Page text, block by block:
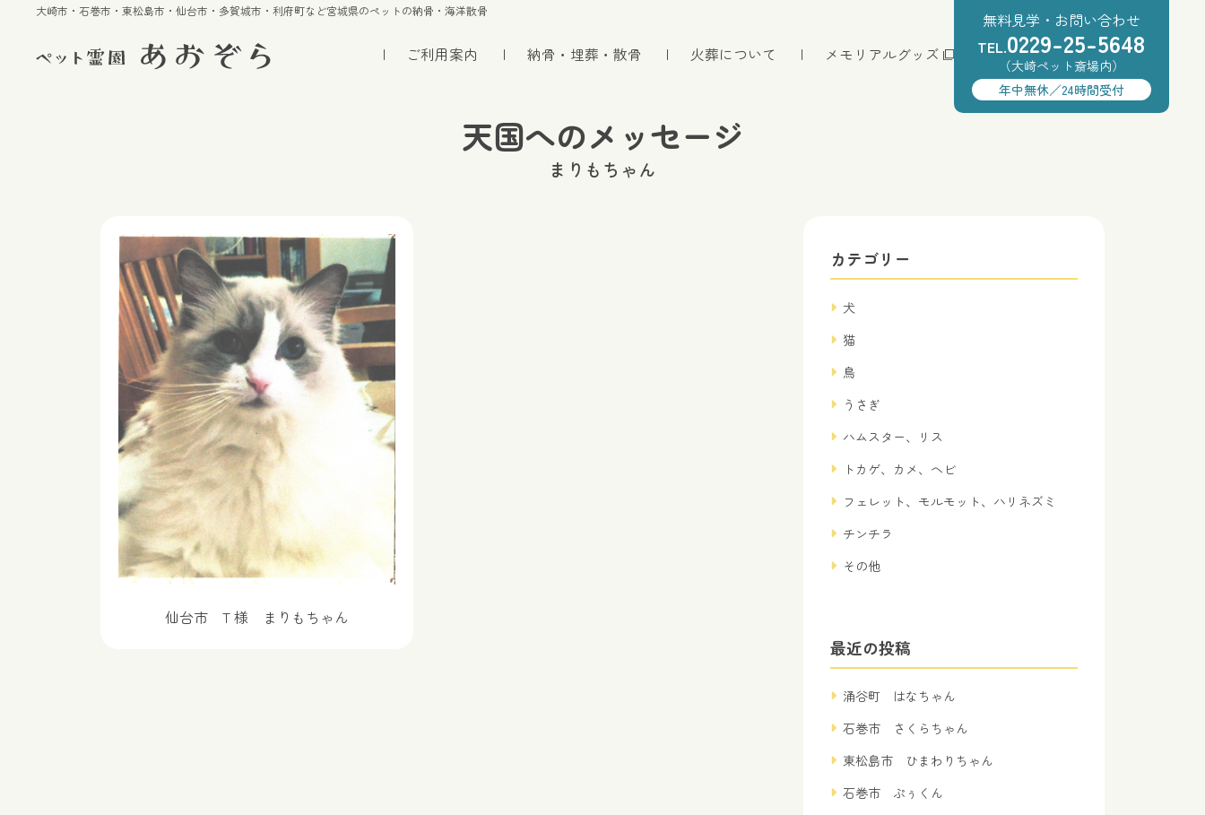
大崎市・石巻市・東松島市・仙台市・多賀城市・利府町など宮城県のペットの納骨・海洋散骨
ご利用案内 納骨・埋葬・散骨 火葬について メモリアルグッズ
無料見学・お問い合わせ
TEL.0229-25-5648
（大崎ペット斎場内）
年中無休／24時間受付
天国へのメッセージ
まりもちゃん
仙台市 T 様 まりもちゃん
カテゴリー
犬
猫
鳥
うさぎ
ハムスター、リス
トカゲ、カメ、ヘビ
フェレット、モルモット、ハリネズミ
チンチラ
その他
最近の投稿
涌谷町 はなちゃん
石巻市 さくらちゃん
東松島市 ひまわりちゃん
石巻市 ぷぅくん